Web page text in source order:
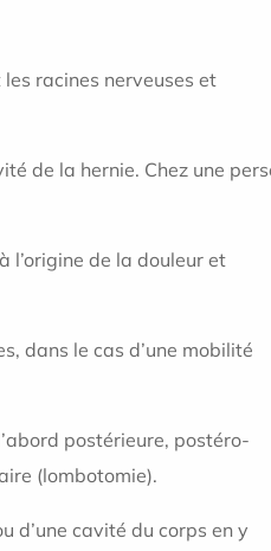
racines nerveuses et
de la hernie. Chez une
l’origine de la douleur et
dans le cas d’une mobilité
postérieure, postéro-
(lombotomie).
d’une cavité du corps en y